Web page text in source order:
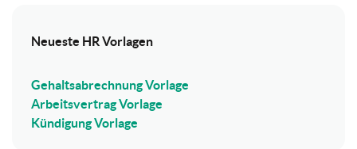
Neueste HR Vorlagen
Gehaltsabrechnung Vorlage
Arbeitsvertrag Vorlage
Kündigung Vorlage